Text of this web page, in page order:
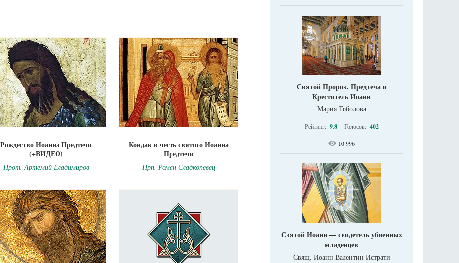
Рождество Иоанна Предтечи
(+ВИДЕО)
Прот. Артемий Владимиров
Кондак в честь святого Иоанна
Предтечи
Прп. Роман Сладкопевец
Святой Пророк, Предтеча и
Креститель Иоанн
Мария Тоболова
Рейтинг: 9.8 Голосов: 402
10 996
Святой Иоанн — свидетель убиенных
младенцев
Свящ. Иоанн Валентин Истрати